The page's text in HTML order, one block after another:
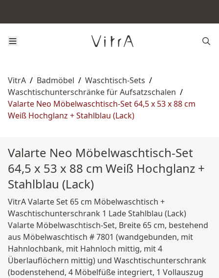
VitrA / Badmöbel / Waschtisch-Sets /
Waschtischunterschränke für Aufsatzschalen /
Valarte Neo Möbelwaschtisch-Set 64,5 x 53 x 88 cm
Weiß Hochglanz + Stahlblau (Lack)
Valarte Neo Möbelwaschtisch-Set
64,5 x 53 x 88 cm Weiß Hochglanz +
Stahlblau (Lack)
VitrA Valarte Set 65 cm Möbelwaschtisch +
Waschtischunterschrank 1 Lade Stahlblau (Lack)
Valarte Möbelwaschtisch-Set, Breite 65 cm, bestehend
aus Möbelwaschtisch # 7801 (wandgebunden, mit
Hahnlochbank, mit Hahnloch mittig, mit 4
Überlauflöchern mittig) und Waschtischunterschrank
(bodenstehend, 4 Möbelfüße integriert, 1 Vollauszug